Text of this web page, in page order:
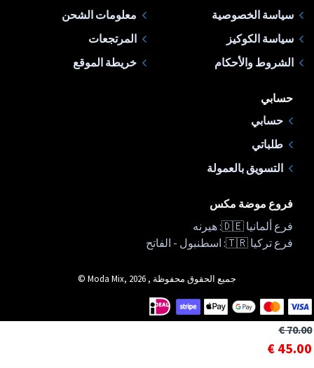
70.00 €
45.00 €
سياسة الخصوصية
سياسة الكوكيز
الشروط والأحكام
معلومات الشحن
المرتجعات
خريطة الموقع
حسابي
حسابي
طلباتي
التسويق بالعمولة
فروع موضة مكس
فرع ألمانيا 🇩🇪: هيرنه
فرع تركيا 🇹🇷: اسطنبول - الفاتح
جميع الحقوق محفوظة , Moda Mix, 2026 ©